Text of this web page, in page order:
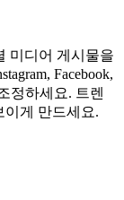
미디어 게시물을
Facebook,
정하세요. 트렌
이게 만드세요.